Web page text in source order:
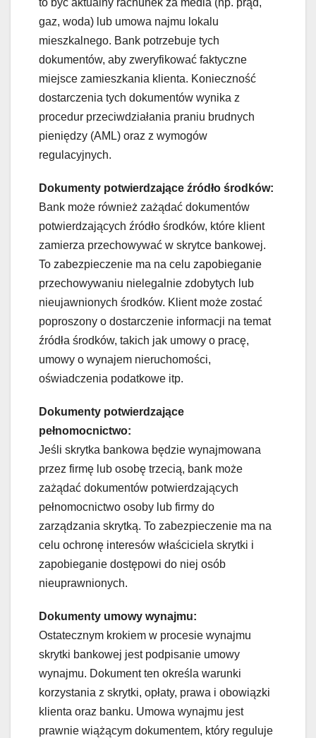
to być aktualny rachunek za media (np. prąd,
gaz, woda) lub umowa najmu lokalu
mieszkalnego. Bank potrzebuje tych
dokumentów, aby zweryfikować faktyczne
miejsce zamieszkania klienta. Konieczność
dostarczenia tych dokumentów wynika z
procedur przeciwdziałania praniu brudnych
pieniędzy (AML) oraz z wymogów
regulacyjnych.
Dokumenty potwierdzające źródło środków:
Bank może również zażądać dokumentów
potwierdzających źródło środków, które klient
zamierza przechowywać w skrytce bankowej.
To zabezpieczenie ma na celu zapobieganie
przechowywaniu nielegalnie zdobytych lub
nieujawnionych środków. Klient może zostać
poproszony o dostarczenie informacji na temat
źródła środków, takich jak umowy o pracę,
umowy o wynajem nieruchomości,
oświadczenia podatkowe itp.
Dokumenty potwierdzające
pełnomocnictwo:
Jeśli skrytka bankowa będzie wynajmowana
przez firmę lub osobę trzecią, bank może
zażądać dokumentów potwierdzających
pełnomocnictwo osoby lub firmy do
zarządzania skrytką. To zabezpieczenie ma na
celu ochronę interesów właściciela skrytki i
zapobieganie dostępowi do niej osób
nieuprawnionych.
Dokumenty umowy wynajmu:
Ostatecznym krokiem w procesie wynajmu
skrytki bankowej jest podpisanie umowy
wynajmu. Dokument ten określa warunki
korzystania z skrytki, opłaty, prawa i obowiązki
klienta oraz banku. Umowa wynajmu jest
prawnie wiążącym dokumentem, który reguluje